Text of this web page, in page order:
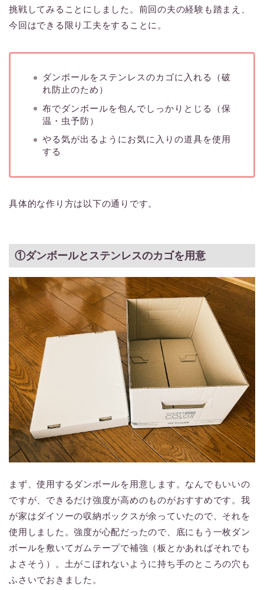
挑戦してみることにしました。前回の夫の経験も踏まえ、
今回はできる限り工夫をすることに。
ダンボールをステンレスのカゴに入れる（破
れ防止のため）
布でダンボールを包んでしっかりとじる（保
温・虫予防）
やる気が出るようにお気に入りの道具を使用
する
具体的な作り方は以下の通りです。
①ダンボールとステンレスのカゴを用意
まず、使用するダンボールを用意します。なんでもいいの
ですが、できるだけ強度が高めのものがおすすめです。我
が家はダイソーの収納ボックスが余っていたので、それを
使用しました。強度が心配だったので、底にもう一枚ダン
ボールを敷いてガムテープで補強（板とかあればそれでも
よさそう）。土がこぼれないように持ち手のところの穴も
ふさいでおきました。